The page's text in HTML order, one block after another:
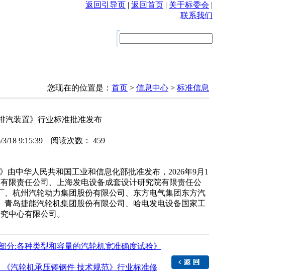
返回引导页 | 返回首页 | 关于标委会 |
联系我们
您现在的位置是： 首页 > 信息中心 > 标准信息
汽装置》行业标准批准发布
3/18 9:15:39 阅读次数： 459
中华人民共和国工业和信息化部批准发布，2026年9月1
限责任公司、上海发电设备成套设计研究院有限责任公
杭州汽轮动力集团股份有限公司、东方电气集团东方汽
岛捷能汽轮机集团股份有限公司、哈电发电设备国家工
中心有限公司。
分:各种类型和容量的汽轮机宽准确度试验》
《汽轮机承压铸钢件 技术规范》行业标准修